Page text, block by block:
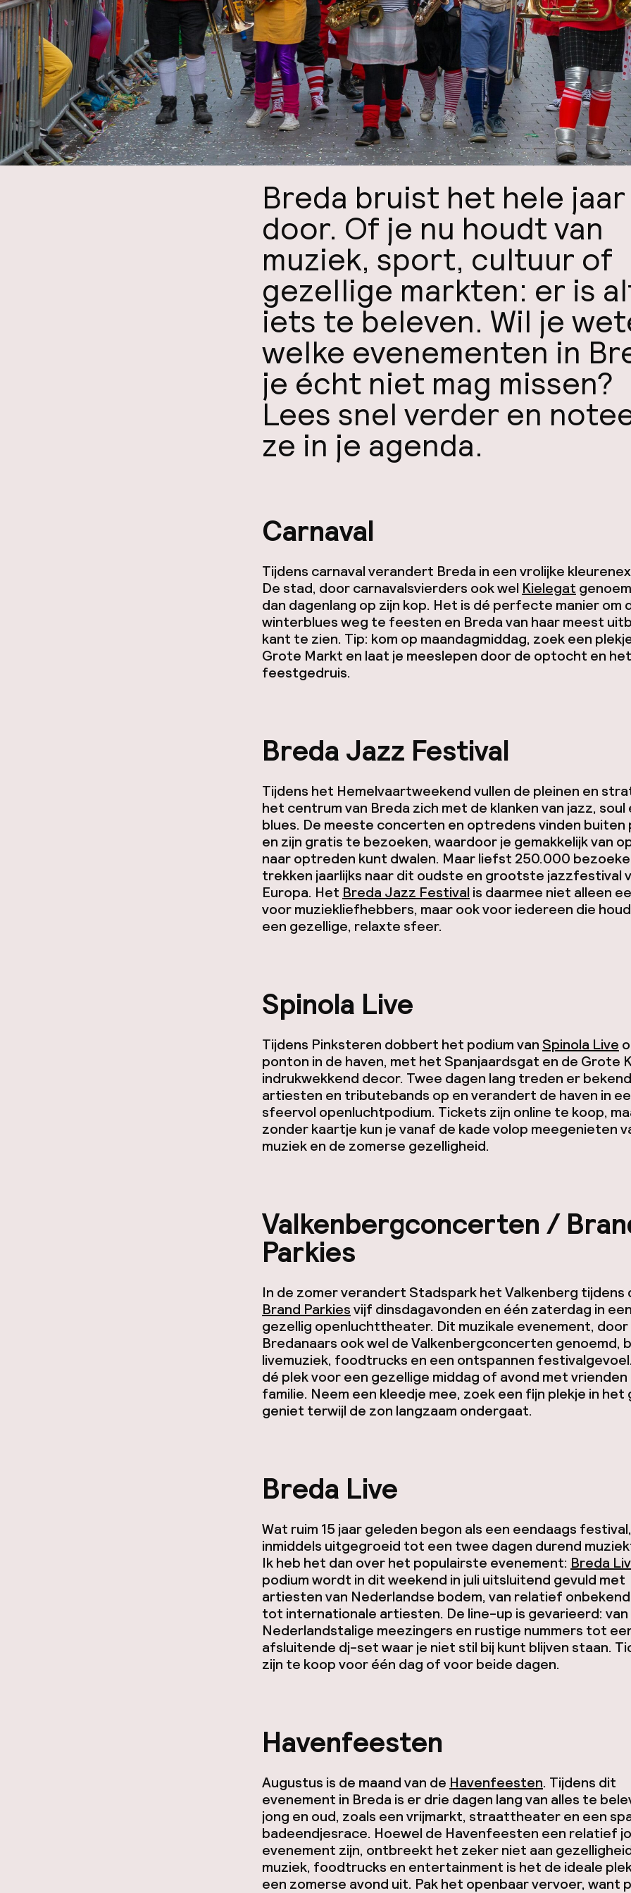
Breda bruist het hele jaar
door. Of je nu houdt van
muziek, sport, cultuur of
gezellige markten: er is
iets te beleven. Wil je
welke evenementen in
je écht niet mag missen?
Lees snel verder en
ze in je agenda.
Carnaval
Tijdens carnaval verandert Breda in een vrolijke
De stad, door carnavalsvierders ook wel Kielegat
dan dagenlang op zijn kop. Het is dé perfecte manier om
winterblues weg te feesten en Breda van haar meest
kant te zien. Tip: kom op maandagmiddag, zoek een
Grote Markt en laat je meeslepen door de optocht en het
feestgedruis.
Breda Jazz Festival
Tijdens het Hemelvaartweekend vullen de pleinen en
het centrum van Breda zich met de klanken van jazz, soul
blues. De meeste concerten en optredens vinden buiten
en zijn gratis te bezoeken, waardoor je gemakkelijk van
naar optreden kunt dwalen. Maar liefst 250.000
trekken jaarlijks naar dit oudste en grootste jazzfestival
Europa. Het Breda Jazz Festival is daarmee niet alleen
voor muziekliefhebbers, maar ook voor iedereen die
een gezellige, relaxte sfeer.
Spinola Live
Tijdens Pinksteren dobbert het podium van Spinola Live
ponton in de haven, met het Spanjaardsgat en de Grote
indrukwekkend decor. Twee dagen lang treden er
artiesten en tributebands op en verandert de haven in
sfeervol openluchtpodium. Tickets zijn online te koop,
zonder kaartje kun je vanaf de kade volop meegenieten
muziek en de zomerse gezelligheid.
Valkenbergconcerten /
Parkies
In de zomer verandert Stadspark het Valkenberg tijdens
Brand Parkiesvijf dinsdagavonden en één zaterdag in
gezellig openluchttheater. Dit muzikale evenement,
Bredanaars ook wel de Valkenbergconcerten genoemd,
livemuziek, foodtrucks en een ontspannen
dé plek voor een gezellige middag of avond met
familie. Neem een kleedje mee, zoek een fijn plekje in het
geniet terwijl de zon langzaam ondergaat.
Breda Live
Wat ruim 15 jaar geleden begon als een eendaags
inmiddels uitgegroeid tot een twee dagen durend
Ik heb het dan over het populairste evenement: Breda
podium wordt in dit weekend in juli uitsluitend gevuld met
artiesten van Nederlandse bodem, van relatief
tot internationale artiesten. De line-up is gevarieerd: van
Nederlandstalige meezingers en rustige nummers tot
afsluitende dj-set waar je niet stil bij kunt blijven staan.
zijn te koop voor één dag of voor beide dagen.
Havenfeesten
Augustus is de maand van de Havenfeesten. Tijdens dit
evenement in Breda is er drie dagen lang van alles te
jong en oud, zoals een vrijmarkt, straattheater en een
badeendjesrace. Hoewel de Havenfeesten een relatief
evenement zijn, ontbreekt het zeker niet aan
muziek, foodtrucks en entertainment is het de ideale
een zomerse avond uit. Pak het openbaar vervoer, want